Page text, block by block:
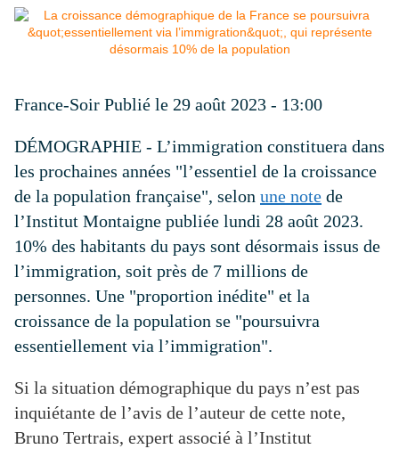
France-Soir Publié le 29 août 2023 - 13:00
DÉMOGRAPHIE - L’immigration constituera dans
les prochaines années "l’essentiel de la croissance
de la population française", selon une note de
l’Institut Montaigne publiée lundi 28 août 2023.
10% des habitants du pays sont désormais issus de
l’immigration, soit près de 7 millions de
personnes. Une "proportion inédite" et la
croissance de la population se "poursuivra
essentiellement via l’immigration".
Si la situation démographique du pays n’est pas
inquiétante de l’avis de l’auteur de cette note,
Bruno Tertrais, expert associé à l’Institut